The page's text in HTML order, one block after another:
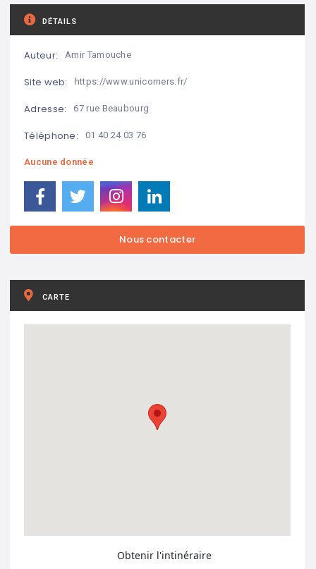
DÉTAILS
Auteur: Amir Tamouche
Site web: https://www.unicorners.fr/
Adresse: 67 rue Beaubourg
Téléphone: 01 40 24 03 76
Aucune donnée
CARTE
Obtenir l'intinéraire